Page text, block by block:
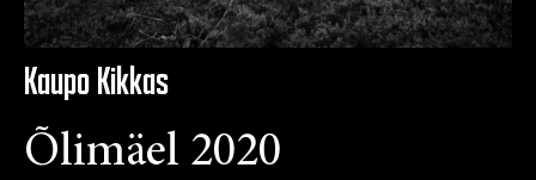
Kaupo Kikkas
Õlimäel 2020